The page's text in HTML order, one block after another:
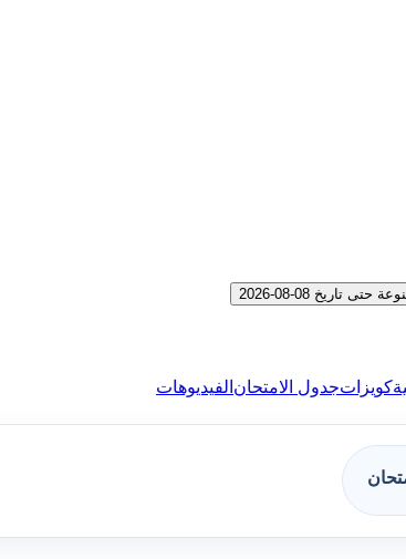
كويزاتجدول الامتحان الفيديوهات